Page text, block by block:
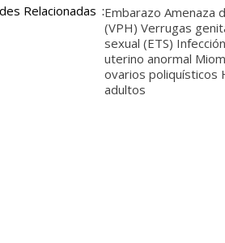
Relacionadas Embarazo Amenaza
(VPH) Verrugas
sexual (ETS)
uterino anormal
ovarios poliquísticos
adultos